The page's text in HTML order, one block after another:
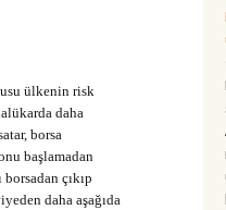
ülkenin risk
daha
borsa
başlamadan
çıkıp
daha aşağıda